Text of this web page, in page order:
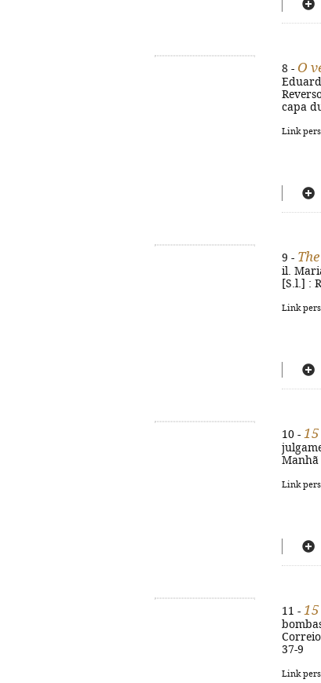
8 - O
capa
Link
9 -
il.
[S.l.] :
Link
10 -
Manhã
Link
11 -
37-9
Link